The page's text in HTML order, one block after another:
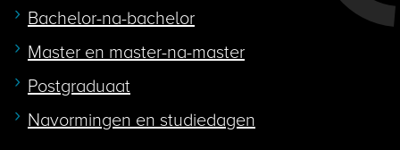
Bachelor-na-bachelor
Master en master-na-master
Postgraduaat
Navormingen en studiedagen